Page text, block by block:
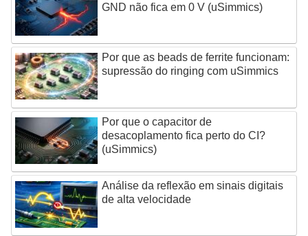
GND não fica em 0 V (uSimmics)
Por que as beads de ferrite funcionam:
supressão do ringing com uSimmics
Por que o capacitor de
desacoplamento fica perto do CI?
(uSimmics)
Análise da reflexão em sinais digitais
de alta velocidade